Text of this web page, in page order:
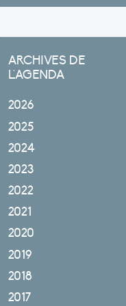
ARCHIVES DE
L'AGENDA
2026
2025
2024
2023
2022
2021
2020
2019
2018
2017